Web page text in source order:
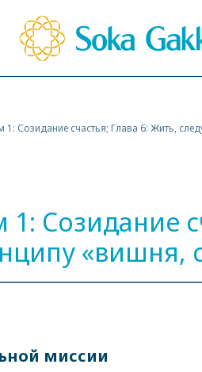
1: Созидание счастья; Глава 6: Жить,
1: Созидание
«вишня,
миссии